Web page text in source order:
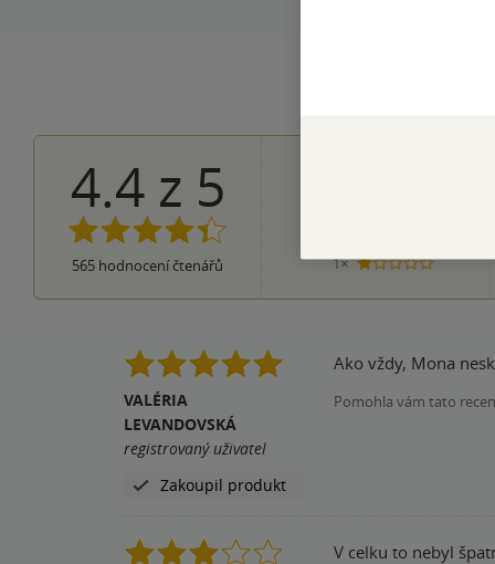
4.4z 5
565 hodnocení čtenářů
1×
1 hvezdička
VALÉRIA
LEVANDOVSKÁ
registrovaný uživatel
Zakoupil produkt
Ako vždy, Mona
Pomohla vám tato
V celku to nebyl